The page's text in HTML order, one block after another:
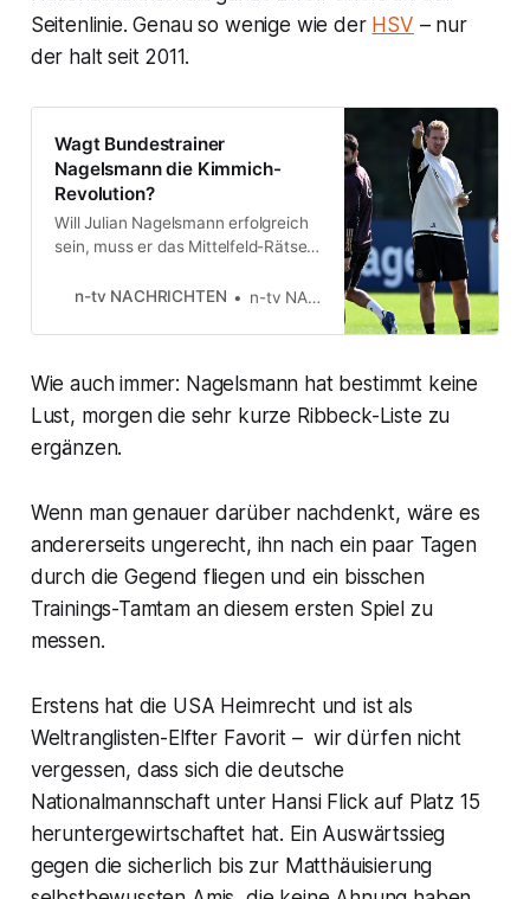
Seitenlinie. Genau so wenige wie der HSV – nur
der halt seit 2011.
Wagt Bundestrainer
Nagelsmann die Kimmich-
Revolution?
Will Julian Nagelsmann erfolgreich
sein, muss er das Mittelfeld-Rätsel
schon sein Vorgänger gescheitert.
die Konstante, muss ein Zerstörer
werden? Fragen, die bis zum neuen
Sommermärchen beantworten
werden müsse…
n-tv NACHRICHTEN n-tv NACHRICHTEN
Wie auch immer: Nagelsmann hat bestimmt keine
Lust, morgen die sehr kurze Ribbeck-Liste zu
ergänzen.
Wenn man genauer darüber nachdenkt, wäre es
andererseits ungerecht, ihn nach ein paar Tagen
durch die Gegend fliegen und ein bisschen
Trainings-Tamtam an diesem ersten Spiel zu
messen.
Erstens hat die USA Heimrecht und ist als
Weltranglisten-Elfter Favorit – wir dürfen nicht
vergessen, dass sich die deutsche
Nationalmannschaft unter Hansi Flick auf Platz 15
heruntergewirtschaftet hat. Ein Auswärtssieg
gegen die sicherlich bis zur Matthäuisierung